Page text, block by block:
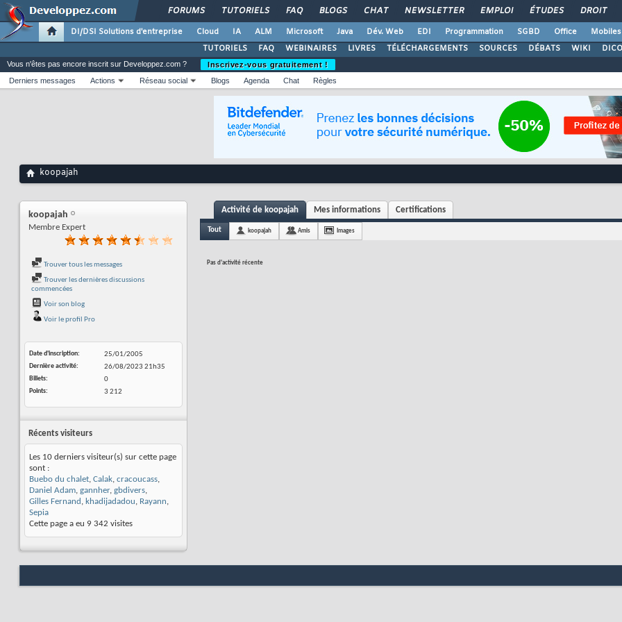
FORUMS TUTORIELS FAQ BLOGS CHAT NEWSLETTER EMPLOI ÉTUDES DROIT
DI/DSI Solutions d'entreprise Cloud IA ALM Microsoft Java Dév. Web EDI Programmation SGBD Office Mobiles
TUTORIELS
FAQ WEBINAIRES LIVRES TÉLÉCHARGEMENTS SOURCES DÉBATS WIKI DICO
Vous n'êtes pas encore inscrit sur Developpez.com ?
Inscrivez-vous gratuitement !
Derniers messages
Actions Réseau social Blogs Agenda Chat Règles
koopajah
koopajah
Membre Expert
Trouver tous les messages
Trouver les dernières discussions
commencées
Voir son blog
Voir le profil Pro
Date d'inscription
25/01/2005
Dernière activité
26/08/2023 21h35
Billets
0
Points
3 212
Récents visiteurs
Les 10 derniers visiteur(s) sur cette page
sont :
Buebo du chalet, Calak, cracoucass,
Daniel Adam, gannher, gbdivers,
Gilles Fernand , khadijadadou, Rayann,
Sepia
Cette page a eu 9 342 visites
Activité de koopajah Mes informations Certifications
Tout koopajah Amis Images
Pas d'activité récente